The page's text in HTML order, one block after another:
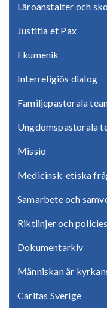
Läroanstalter och
Justitia et Pax
Ekumenik
Interreligiös dialog
Familjepastorala
Ungdomspastorala
Missio
Medicinsk-etiska
Samarbete och
Riktlinjer och policies
Dokumentarkiv
Människan är
Caritas Sverige